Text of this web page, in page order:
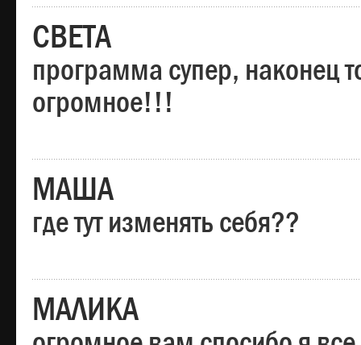
СВЕТА
программа супер, наконец
огромное!!!
МАША
где тут изменять себя??
МАЛИКА